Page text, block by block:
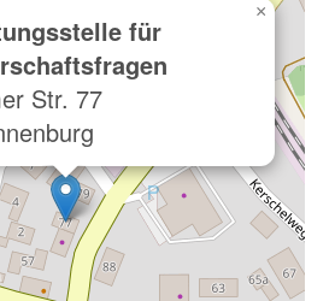
für
Str. 77
×